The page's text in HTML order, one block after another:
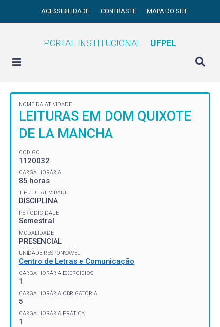
ACESSIBILIDADE CONTRASTE MAPA DO SITE
PORTAL INSTITUCIONAL UFPEL
NOME DA ATIVIDADE
LEITURAS EM DOM QUIXOTE
DE LA MANCHA
CÓDIGO
1120032
CARGA HORÁRIA
85 horas
TIPO DE ATIVIDADE
DISCIPLINA
PERIODICIDADE
Semestral
MODALIDADE
PRESENCIAL
UNIDADE RESPONSÁVEL
Centro de Letras e Comunicação
CARGA HORÁRIA EXERCÍCIOS
1
CARGA HORÁRIA OBRIGATÓRIA
5
CARGA HORÁRIA PRÁTICA
1